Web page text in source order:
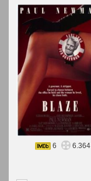
6
6.364